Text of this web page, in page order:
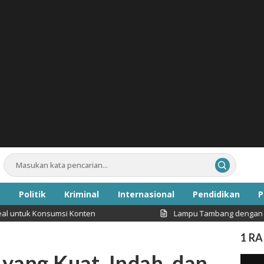
Politik Kriminal Internasional Pendidikan
Konten Lampu Tambang dengan
1